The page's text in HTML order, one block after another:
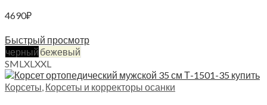
4690₽
Быстрый просмотр
черный бежевый
SMLXLXXL
Корсеты, Корсеты и корректоры осанки